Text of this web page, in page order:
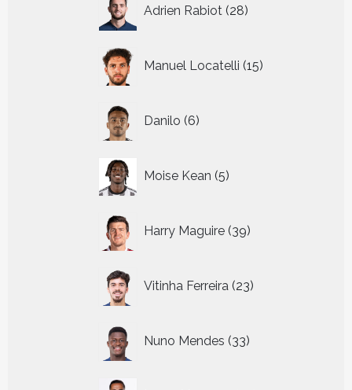
Adrien Rabiot 28
producten
Manuel Locatelli 15
producten
Danilo 6
producten
Moise Kean 5
producten
Harry Maguire 39
producten
Vitinha Ferreira 23
producten
Nuno Mendes 33
producten